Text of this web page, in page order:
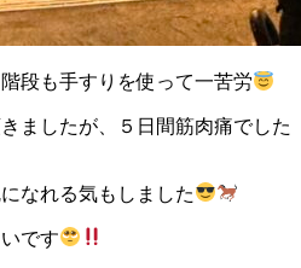
段も手すりを使って一苦労
ましたが、５日間筋肉痛でした
なれる気もしました
です